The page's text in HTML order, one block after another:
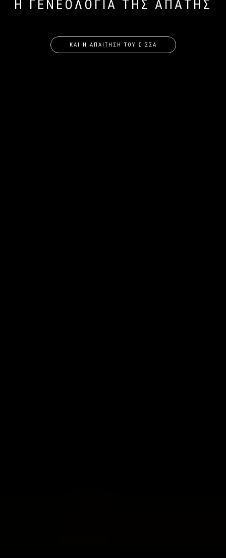
Η ΓΕΝΕΟΛΟΓΙΑ ΤΗΣ ΑΠΑΤΗΣ
ΚΑΙ Η ΑΠΑΙΤΗΣΗ ΤΟΥ ΣΙΣΣΑ